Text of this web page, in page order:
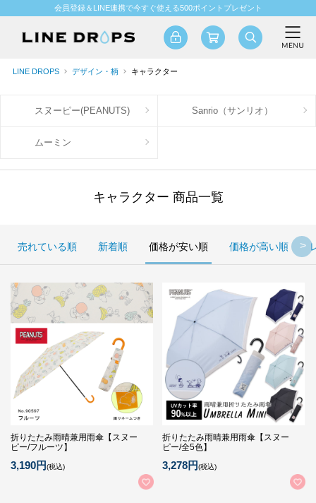
会員登録＆LINE連携で今すぐ使える500ポイントプレゼント
LINE DROPS デザイン・柄 キャラクター
スヌーピー(PEANUTS) Sanrio（サンリオ）
ムーミン
キャラクター 商品一覧
売れている順 新着順 価格が安い順 価格が高い順
折りたたみ雨晴兼用雨傘【スヌー
ピー/フルーツ】
3,190円(税込)
折りたたみ雨晴兼用雨傘【スヌー
ピー/全5色】
3,278円(税込)